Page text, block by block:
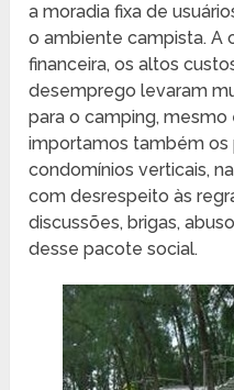
a moradia fixa de
o ambiente campista. A
financeira, os altos
desemprego levaram
para o camping, mesmo
importamos também os
condomínios verticais,
com desrespeito às
discussões, brigas,
desse pacote social.